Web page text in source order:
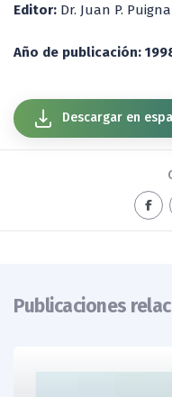
Editor: Dr. Juan P.
Año de publicación:
Descargar en
Publicaciones